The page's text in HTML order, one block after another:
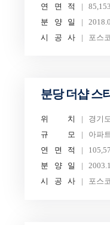
연
면 적
분
양 일
시
공 사 포스
분당 더샵 스
위 치
경기
규
모
아파
연
면 적
분
양 일
시
공 사 포스